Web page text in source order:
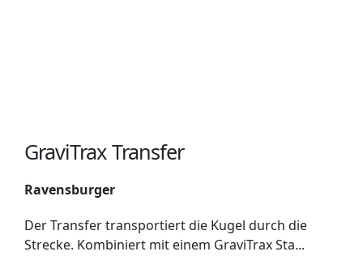
GraviTrax Transfer
Ravensburger
Der Transfer transportiert die Kugel durch die
Strecke. Kombiniert mit einem GraviTrax Sta...